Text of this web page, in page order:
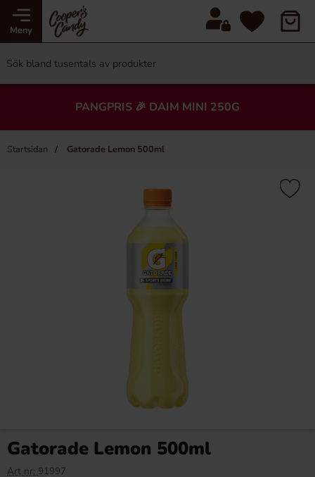
Meny
PANGPRIS 🎉 DAIM MINI 250G
Startsidan Gatorade Lemon 500ml
Gatorade Lemon 500ml
Art nr: 91997